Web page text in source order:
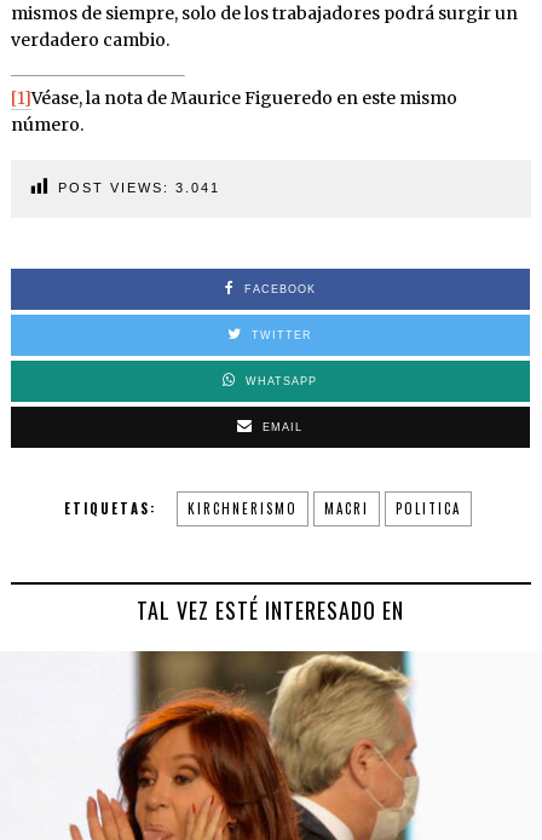
mismos de siempre, solo de los trabajadores podrá surgir un
verdadero cambio.
[1]Véase, la nota de Maurice Figueredo en este mismo
número.
POST VIEWS: 3.041
FACEBOOK
TWITTER
WHATSAPP
EMAIL
ETIQUETAS: KIRCHNERISMO MACRI POLITICA
TAL VEZ ESTÉ INTERESADO EN